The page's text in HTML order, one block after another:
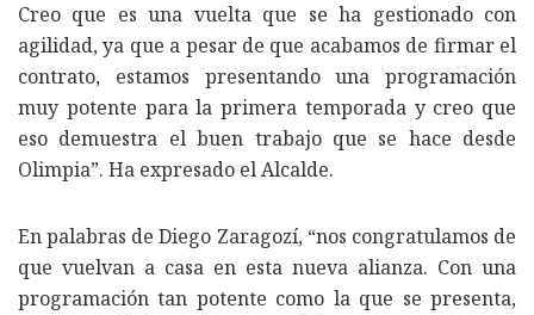
Creo que es una vuelta que se ha gestionado con
agilidad, ya que a pesar de que acabamos de firmar el
contrato, estamos presentando una programación
muy potente para la primera temporada y creo que
eso demuestra el buen trabajo que se hace desde
Olimpia”. Ha expresado el Alcalde.
En palabras de Diego Zaragozí, “nos congratulamos de
que vuelvan a casa en esta nueva alianza. Con una
programación tan potente como la que se presenta,